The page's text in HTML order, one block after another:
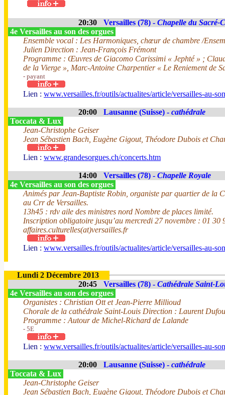
20:30 Versailles (78) - Chapelle du Sacré-
4e Versailles au son des orgues
Ensemble vocal : Les Harmoniques, chœur de chambre /
Julien Direction : Jean-François Frémont
Programme : Œuvres de Giacomo Carissimi « Jephté » ;
de la Vierge », Marc-Antoine Charpentier « Le Reniement de
- payant
Lien : www.versailles.fr/outils/actualites/article/versailles-au-
20:00 Lausanne (Suisse) - cathédrale
Toccata & Lux
Jean-Christophe Geiser
Jean Sébastien Bach, Eugène Gigout, Théodore Dubois et
Lien : www.grandesorgues.ch/concerts.htm
14:00 Versailles (78) - Chapelle Royale
4e Versailles au son des orgues
Animés par Jean-Baptiste Robin, organiste par quartier de la
au Crr de Versailles.
13h45 : rdv aile des ministres nord Nombre de places limité.
Inscription obligatoire jusqu’au mercredi 27 novembre : 01 30
affaires.culturelles(at)versailles.fr
Lien : www.versailles.fr/outils/actualites/article/versailles-au-
Lundi 2 Décembre 2013
20:45
Versailles (78) - Cathédrale Saint-
4e Versailles au son des orgues
Organistes : Christian Ott et Jean-Pierre Millioud
Chorale de la cathédrale Saint-Louis Direction : Laurent
Programme : Autour de Michel-Richard de Lalande
- 5E
Lien : www.versailles.fr/outils/actualites/article/versailles-au-
20:00 Lausanne (Suisse) - cathédrale
Toccata & Lux
Jean-Christophe Geiser
Jean Sébastien Bach, Eugène Gigout, Théodore Dubois et